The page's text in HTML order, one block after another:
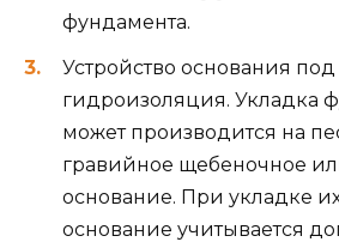
фундамента.
Устройство основания
гидроизоляция. Укладка
может производится на
гравийное щебеночное
основание. При укладке
основание учитывается